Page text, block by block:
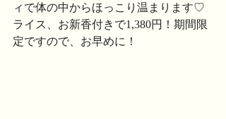
ィで体の中からほっこり温まります♡
ライス、お新香付きで1,380円！期間限
定ですので、お早めに！